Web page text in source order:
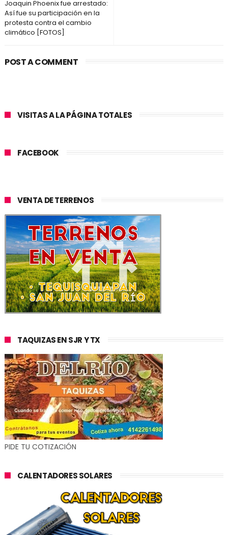
Joaquin Phoenix fue arrestado:
Así fue su participación en la
protesta contra el cambio
climático [FOTOS]
POST A COMMENT
VISITAS A LA PÁGINA TOTALES
FACEBOOK
VENTA DE TERRENOS
TAQUIZAS EN SJR Y TX
PIDE TU COTIZACIÓN
CALENTADORES SOLARES